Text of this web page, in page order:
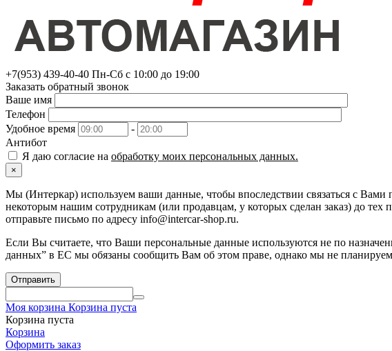
+7(953) 439-40-40 Пн-Сб с 10:00 до 19:00
Заказать обратный звонок
Ваше имя
Телефон
Удобное время
-
Антибот
Я даю согласие на обработку моих персональных данных.
×
Мы (Интеркар) используем ваши данные, чтобы впоследствии связаться с
некоторым нашим сотрудникам (или продавцам, у которых сделан заказ) до
отправьте письмо по адресу info@intercar-shop.ru.
Если Вы считаете, что Ваши персональные данные используются не по
данных” в ЕС мы обязаны сообщить Вам об этом праве, однако мы не
Отправить
Моя корзина Корзина пуста
Корзина пуста
Корзина
Оформить заказ